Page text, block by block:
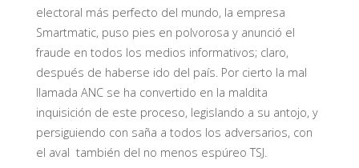
electoral más perfecto del mundo, la empresa
Smartmatic, puso pies en polvorosa y anunció el
fraude en todos los medios informativos; claro,
después de haberse ido del país. Por cierto la mal
llamada ANC se ha convertido en la maldita
inquisición de este proceso, legislando a su antojo, y
persiguiendo con saña a todos los adversarios, con
el aval también del no menos espúreo TSJ.